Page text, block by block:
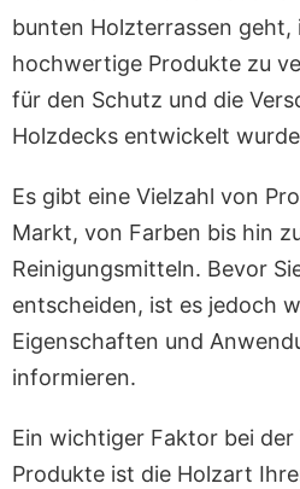
bunten Holzterrassen geht,
hochwertige Produkte zu
für den Schutz und die
Holzdecks entwickelt
Es gibt eine Vielzahl von
Markt, von Farben bis hin
Reinigungsmitteln. Bevor
entscheiden, ist es jedoch
Eigenschaften und
informieren.
Ein wichtiger Faktor bei
Produkte ist die Holzart